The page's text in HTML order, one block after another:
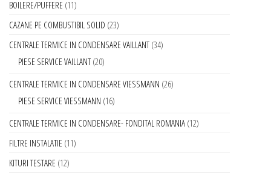
BOILERE/PUFFERE 11
CAZANE PE COMBUSTIBIL SOLID 23
CENTRALE TERMICE IN CONDENSARE VAILLANT 34
PIESE SERVICE VAILLANT 20
CENTRALE TERMICE IN CONDENSARE VIESSMANN 26
PIESE SERVICE VIESSMANN 16
CENTRALE TERMICE IN CONDENSARE- FONDITAL ROMANIA 12
FILTRE INSTALATIE 11
KITURI TESTARE 12